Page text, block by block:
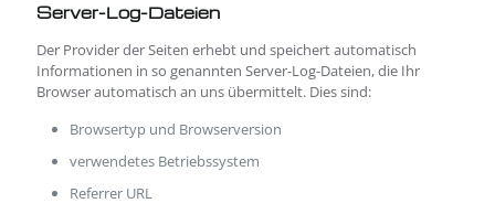
Server-Log-Dateien
Der Provider der Seiten erhebt und speichert automatisch
Informationen in so genannten Server-Log-Dateien, die Ihr
Browser automatisch an uns übermittelt. Dies sind:
Browsertyp und Browserversion
verwendetes Betriebssystem
Referrer URL